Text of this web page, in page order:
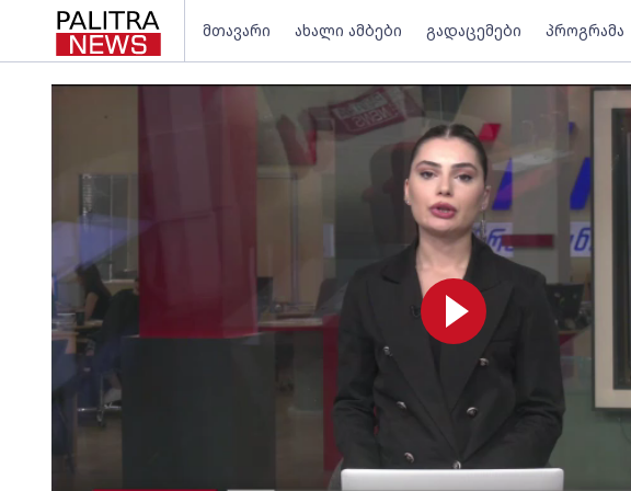
მთავარი ახალი ამბები გადაცემები პროგრამა